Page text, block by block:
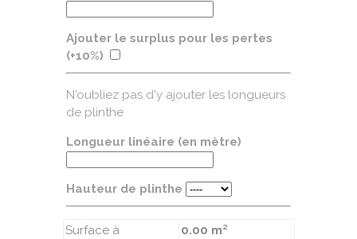
Ajouter le surplus pour les pertes
(+10%)
N'oubliez pas d'y ajouter les longueurs
de plinthe
Longueur linéaire (en mètre)
Hauteur de plinthe
Surface à
0.00 m²